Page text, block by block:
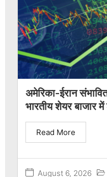
अमेरिका-ईरान
भारतीय शेयर बाजार
August 6, 2026
Read More